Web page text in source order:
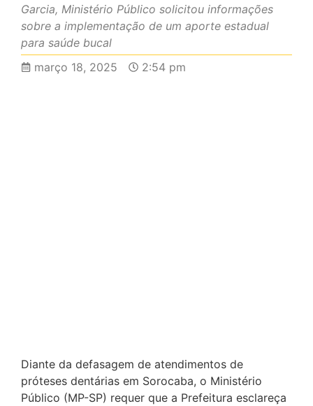
Garcia, Ministério Público solicitou informações
sobre a implementação de um aporte estadual
para saúde bucal
março 18, 2025
2:54 pm
Diante da defasagem de atendimentos de
próteses dentárias em Sorocaba, o Ministério
Público (MP-SP) requer que a Prefeitura esclareça